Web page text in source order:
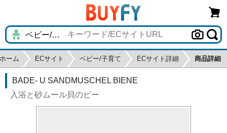
ホーム ECサイト ベビー/子育て ECサイト詳細 商品詳細
BADE- U SANDMUSCHEL BIENE
入浴と砂ムール貝のビー